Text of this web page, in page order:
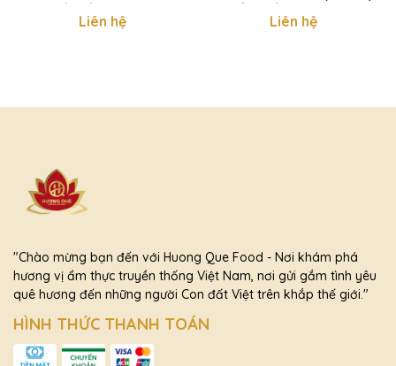
Liên hệ Liên hệ
"Chào mừng bạn đến với Huong Que Food - Nơi khám phá
hương vị ẩm thực truyền thống Việt Nam, nơi gửi gắm tình yêu
quê hương đến những người Con đất Việt trên khắp thế giới."
HÌNH THỨC THANH TOÁN